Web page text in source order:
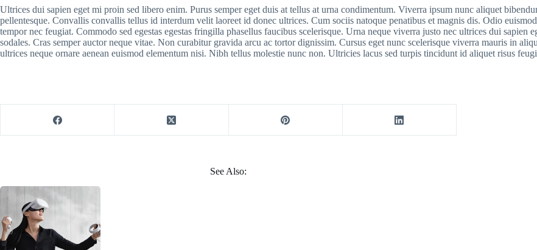
Ultrices dui sapien eget mi proin sed libero enim. Purus semper eget duis at tellus at urna condimentum. Viverra ipsum nunc aliquet
pellentesque. Convallis convallis tellus id interdum velit laoreet id donec ultrices. Cum sociis natoque penatibus et magnis dis. Odio
tempor nec feugiat. Commodo sed egestas egestas fringilla phasellus faucibus scelerisque. Urna neque viverra justo nec ultrices dui
sodales. Cras semper auctor neque vitae. Non curabitur gravida arcu ac tortor dignissim. Cursus eget nunc scelerisque viverra mauris in
ultrices neque ornare aenean euismod elementum nisi. Nibh tellus molestie nunc non. Ultricies lacus sed turpis tincidunt id aliquet risus
See Also: